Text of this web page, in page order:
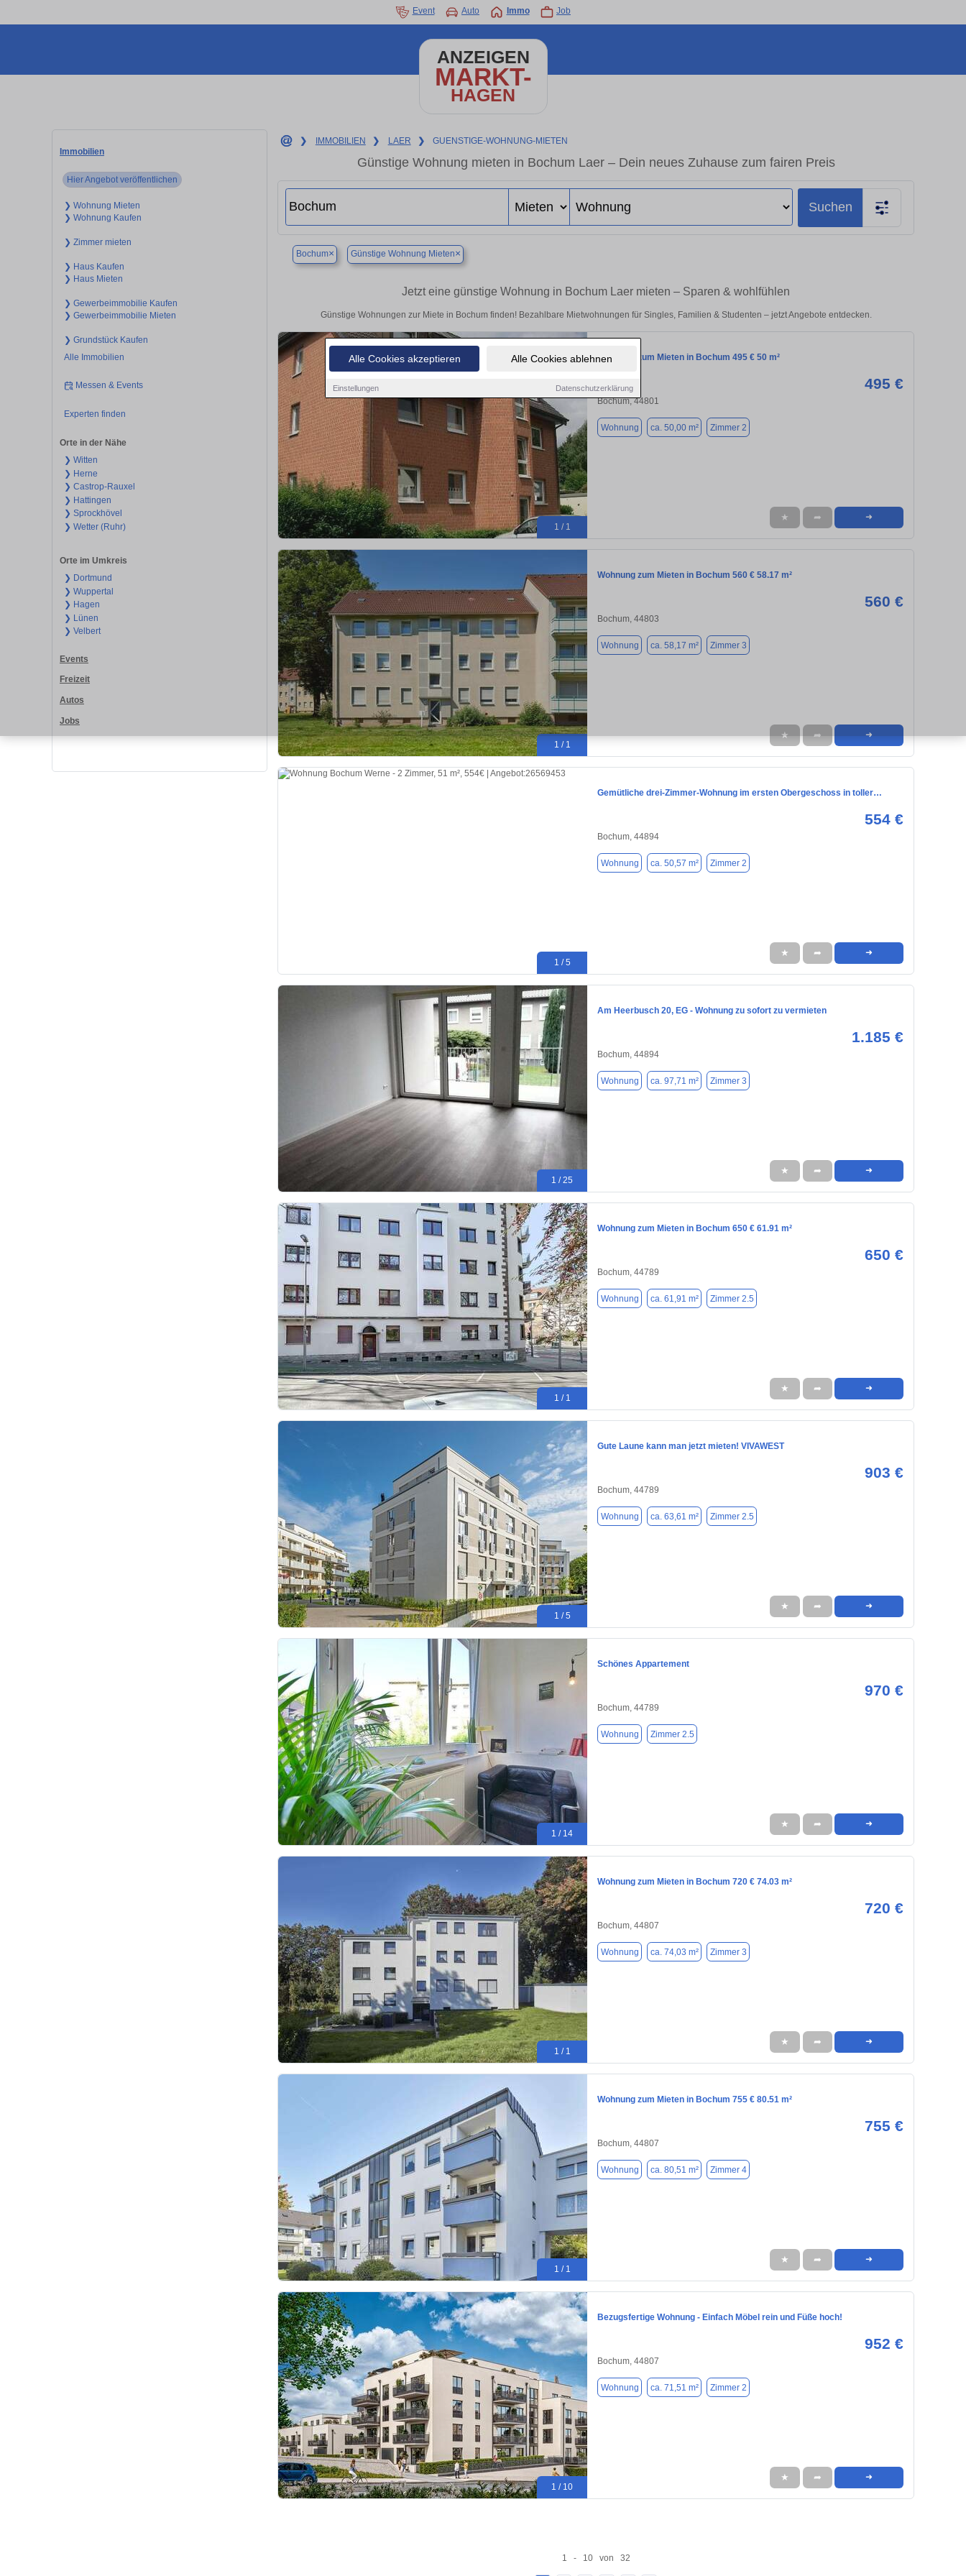
Alle Cookies akzeptieren Alle Cookies ablehnen
Einstellungen Datenschutzerklärung
Event Auto Immo Job
ANZEIGEN
MARKT-
HAGEN
Immobilien
Hier Angebot veröffentlichen
❯ Wohnung Mieten
❯ Wohnung Kaufen
❯ Zimmer mieten
❯ Haus Kaufen
❯ Haus Mieten
❯ Gewerbeimmobilie Kaufen
❯ Gewerbeimmobilie Mieten
❯ Grundstück Kaufen
Alle Immobilien
Messen & Events
Experten finden
Orte in der Nähe
❯ Witten
❯ Herne
❯ Castrop-Rauxel
❯ Hattingen
❯ Sprockhövel
❯ Wetter (Ruhr)
Orte im Umkreis
❯ Dortmund
❯ Wuppertal
❯ Hagen
❯ Lünen
❯ Velbert
Events
Freizeit
Autos
Jobs
❯ IMMOBILIEN ❯ LAER ❯ GUENSTIGE-WOHNUNG-MIETEN
Günstige Wohnung mieten in Bochum Laer – Dein neues Zuhause zum fairen Preis
Suchen
Bochum× Günstige Wohnung Mieten×
Jetzt eine günstige Wohnung in Bochum Laer mieten – Sparen & wohlfühlen
Günstige Wohnungen zur Miete in Bochum finden! Bezahlbare Mietwohnungen für Singles, Familien & Studenten – jetzt Angebote entdecken.
1 / 1
Wohnung zum Mieten in Bochum 495 € 50 m²
495 €
Bochum, 44801
Wohnung ca. 50,00 m² Zimmer 2
★ ➦ ➜
1 / 1
Wohnung zum Mieten in Bochum 560 € 58.17 m²
560 €
Bochum, 44803
Wohnung ca. 58,17 m² Zimmer 3
★ ➦ ➜
1 / 5
Gemütliche drei-Zimmer-Wohnung im ersten Obergeschoss in toller…
554 €
Bochum, 44894
Wohnung ca. 50,57 m² Zimmer 2
★ ➦ ➜
1 / 25
Am Heerbusch 20, EG - Wohnung zu sofort zu vermieten
1.185 €
Bochum, 44894
Wohnung ca. 97,71 m² Zimmer 3
★ ➦ ➜
1 / 1
Wohnung zum Mieten in Bochum 650 € 61.91 m²
650 €
Bochum, 44789
Wohnung ca. 61,91 m² Zimmer 2.5
★ ➦ ➜
1 / 5
Gute Laune kann man jetzt mieten! VIVAWEST
903 €
Bochum, 44789
Wohnung ca. 63,61 m² Zimmer 2.5
★ ➦ ➜
1 / 14
Schönes Appartement
970 €
Bochum, 44789
Wohnung Zimmer 2.5
★ ➦ ➜
1 / 1
Wohnung zum Mieten in Bochum 720 € 74.03 m²
720 €
Bochum, 44807
Wohnung ca. 74,03 m² Zimmer 3
★ ➦ ➜
1 / 1
Wohnung zum Mieten in Bochum 755 € 80.51 m²
755 €
Bochum, 44807
Wohnung ca. 80,51 m² Zimmer 4
★ ➦ ➜
1 / 10
Bezugsfertige Wohnung - Einfach Möbel rein und Füße hoch!
952 €
Bochum, 44807
Wohnung ca. 71,51 m² Zimmer 2
★ ➦ ➜
1 - 10 von 32